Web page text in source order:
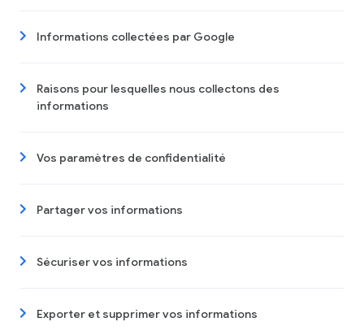
Informations collectées par Google
Raisons pour lesquelles nous collectons des
informations
Vos paramètres de confidentialité
Partager vos informations
Sécuriser vos informations
Exporter et supprimer vos informations